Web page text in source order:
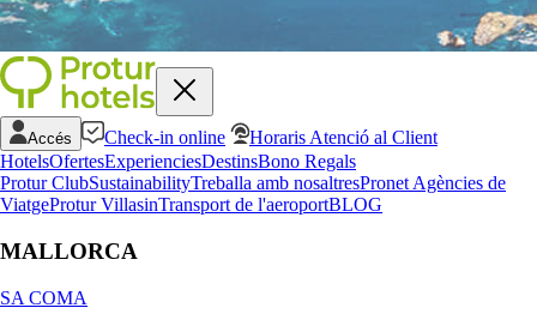
Accés Check-in online
Horaris Atenció al Client
HotelsOfertesExperienciesDestinsBono Regals
Protur ClubSustainabilityTreballa amb nosaltresPronet Agències de
ViatgeProtur VillasinTransport de l'aeroportBLOG
MALLORCA
SA COMA